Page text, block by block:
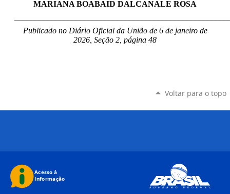
MARIANA BOABAID DALCANALE ROSA
Publicado no Diário Oficial da União de 6 de janeiro de
2026, Seção 2, página 48
Voltar para o topo